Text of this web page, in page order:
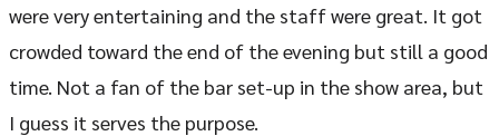
were very entertaining and the staff were great. It got
crowded toward the end of the evening but still a good
time. Not a fan of the bar set-up in the show area, but
I guess it serves the purpose.